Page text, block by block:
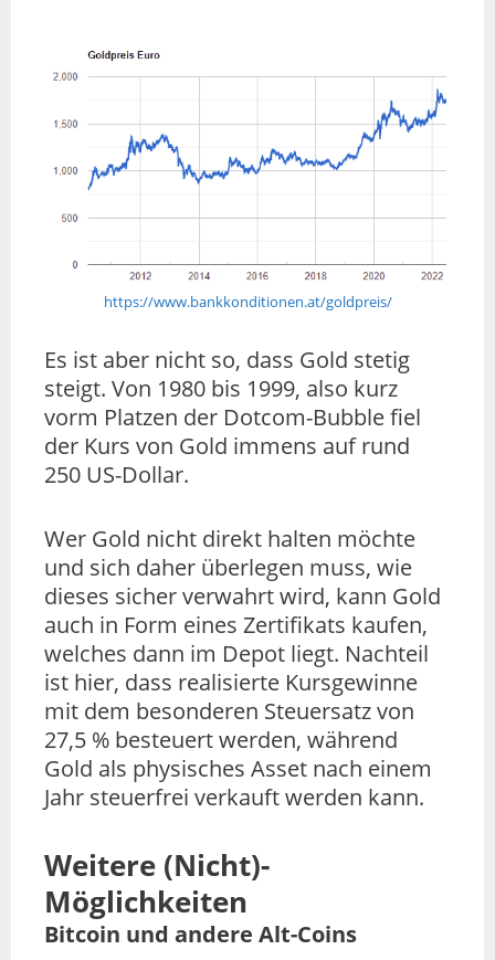
https://www.bankkonditionen.at/goldpreis/
Es ist aber nicht so, dass Gold stetig
steigt. Von 1980 bis 1999, also kurz
vorm Platzen der Dotcom-Bubble fiel
der Kurs von Gold immens auf rund
250 US-Dollar.
Wer Gold nicht direkt halten möchte
und sich daher überlegen muss, wie
dieses sicher verwahrt wird, kann Gold
auch in Form eines Zertifikats kaufen,
welches dann im Depot liegt. Nachteil
ist hier, dass realisierte Kursgewinne
mit dem besonderen Steuersatz von
27,5 % besteuert werden, während
Gold als physisches Asset nach einem
Jahr steuerfrei verkauft werden kann.
Weitere (Nicht)-
Möglichkeiten
Bitcoin und andere Alt-Coins